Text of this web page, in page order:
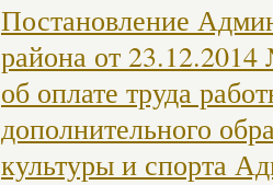
Постановление
района от
об оплате труда
дополнительного
культуры и спорта